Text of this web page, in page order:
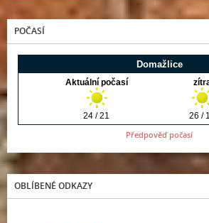
POČASÍ
Předpověď počasí
OBLÍBENÉ ODKAZY